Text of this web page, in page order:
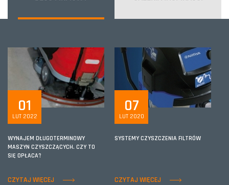
01
LUT 2022
WYNAJEM DŁUGOTERMINOWY
MASZYN CZYSZCZĄCYCH. CZY TO
SIĘ OPŁACA?
CZYTAJ WIĘCEJ
07
LUT 2020
SYSTEMY CZYSZCZENIA FILTRÓW
CZYTAJ WIĘCEJ